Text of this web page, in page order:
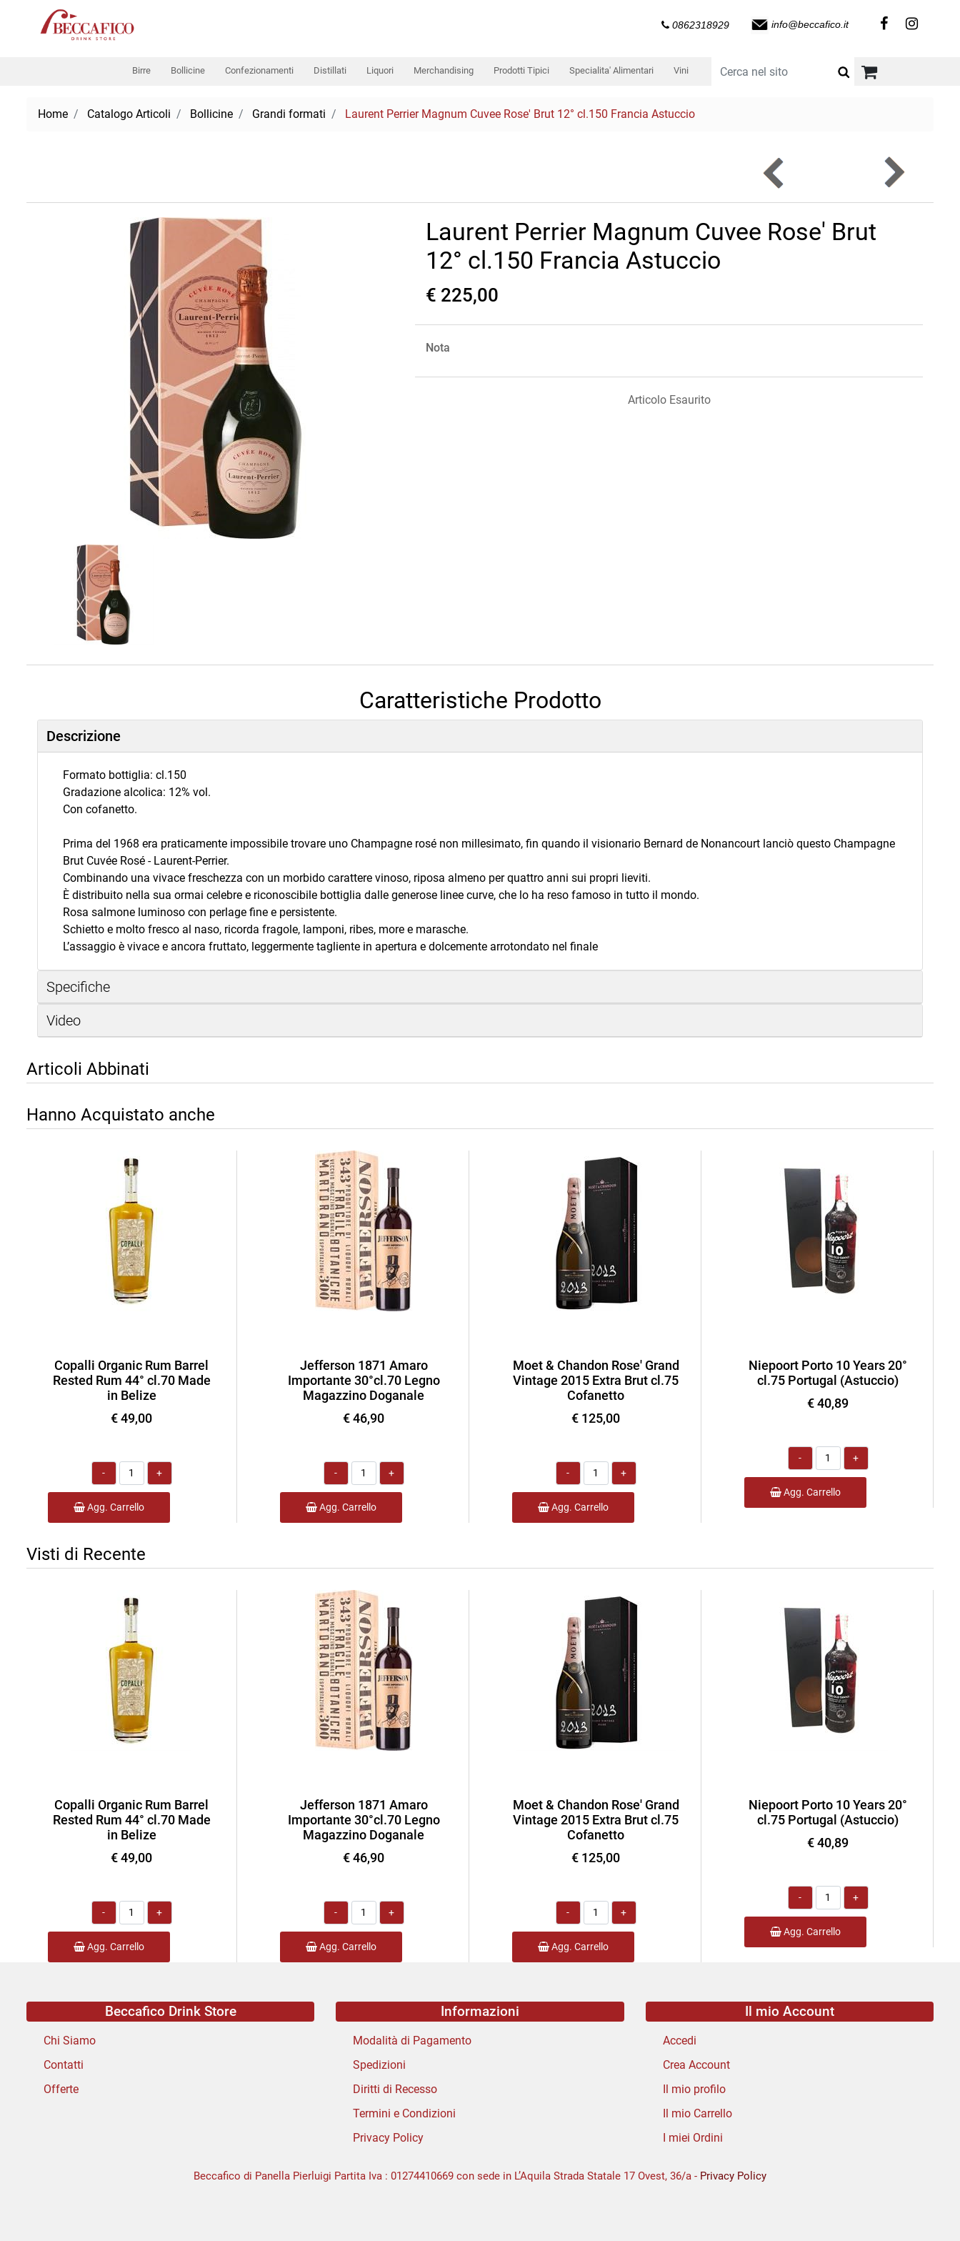
0862318929 info@beccafico.it
Birre Bollicine Confezionamenti Distillati Liquori Merchandising Prodotti Tipici Specialita' Alimentari Vini
Home Catalogo Articoli Bollicine Grandi formati Laurent Perrier Magnum Cuvee Rose' Brut 12° cl.150 Francia Astuccio
Laurent Perrier Magnum Cuvee Rose' Brut
12° cl.150 Francia Astuccio
€ 225,00
Nota
Articolo Esaurito
Caratteristiche Prodotto
Descrizione
Formato bottiglia: cl.150
Gradazione alcolica: 12% vol.
Con cofanetto.
Prima del 1968 era praticamente impossibile trovare uno Champagne rosé non millesimato, fin quando il visionario Bernard de Nonancourt lanciò questo Champagne
Brut Cuvée Rosé - Laurent-Perrier.
Combinando una vivace freschezza con un morbido carattere vinoso, riposa almeno per quattro anni sui propri lieviti.
È distribuito nella sua ormai celebre e riconoscibile bottiglia dalle generose linee curve, che lo ha reso famoso in tutto il mondo.
Rosa salmone luminoso con perlage fine e persistente.
Schietto e molto fresco al naso, ricorda fragole, lamponi, ribes, more e marasche.
L’assaggio è vivace e ancora fruttato, leggermente tagliente in apertura e dolcemente arrotondato nel finale
Specifiche
Video
Articoli Abbinati
Hanno Acquistato anche
Copalli Organic Rum Barrel
Rested Rum 44° cl.70 Made
in Belize
€ 49,00
Quantità
Agg. Carrello
Jefferson 1871 Amaro
Importante 30°cl.70 Legno
Magazzino Doganale
€ 46,90
Quantità
Agg. Carrello
Moet & Chandon Rose' Grand
Vintage 2015 Extra Brut cl.75
Cofanetto
€ 125,00
Quantità
Agg. Carrello
Niepoort Porto 10 Years 20°
cl.75 Portugal (Astuccio)
€ 40,89
Quantità
Agg. Carrello
Visti di Recente
Copalli Organic Rum Barrel
Rested Rum 44° cl.70 Made
in Belize
€ 49,00
Quantità
Agg. Carrello
Jefferson 1871 Amaro
Importante 30°cl.70 Legno
Magazzino Doganale
€ 46,90
Quantità
Agg. Carrello
Moet & Chandon Rose' Grand
Vintage 2015 Extra Brut cl.75
Cofanetto
€ 125,00
Quantità
Agg. Carrello
Niepoort Porto 10 Years 20°
cl.75 Portugal (Astuccio)
€ 40,89
Quantità
Agg. Carrello
Beccafico Drink Store
Chi Siamo
Contatti
Offerte
Informazioni
Modalità di Pagamento
Spedizioni
Diritti di Recesso
Termini e Condizioni
Privacy Policy
Il mio Account
Accedi
Crea Account
Il mio profilo
Il mio Carrello
I miei Ordini
Beccafico di Panella Pierluigi Partita Iva : 01274410669 con sede in L’Aquila Strada Statale 17 Ovest, 36/a - Privacy Policy